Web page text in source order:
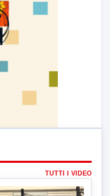
TUTTI I VIDEO